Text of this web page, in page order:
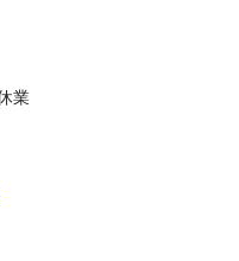
業